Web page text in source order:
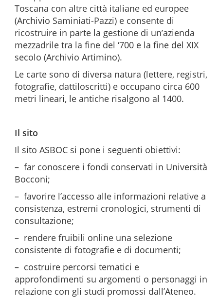
Toscana con altre città italiane ed europee
(Archivio Saminiati-Pazzi) e consente di
ricostruire in parte la gestione di un’azienda
mezzadrile tra la fine del ‘700 e la fine del XIX
secolo (Archivio Artimino).
Le carte sono di diversa natura (lettere, registri,
fotografie, dattiloscritti) e occupano circa 600
metri lineari, le antiche risalgono al 1400.
Il sito
Il sito ASBOC si pone i seguenti obiettivi:
– far conoscere i fondi conservati in Università
Bocconi;
– favorire l’accesso alle informazioni relative a
consistenza, estremi cronologici, strumenti di
consultazione;
– rendere fruibili online una selezione
consistente di fotografie e di documenti;
– costruire percorsi tematici e
approfondimenti su argomenti o personaggi in
relazione con gli studi promossi dall’Ateneo.